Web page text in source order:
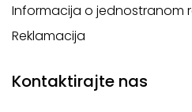
Informacija o jednostranom
Reklamacija
Kontaktirajte nas